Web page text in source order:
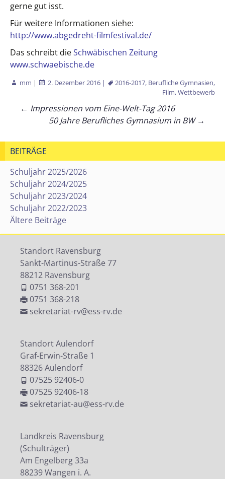
gerne gut isst.
Für weitere Informationen siehe:
http://www.abgedreht-filmfestival.de/
Das schreibt dieSchwäbischen Zeitung
www.schwaebische.de
mm | 2. Dezember 2016 | 2016-2017, Berufliche Gymnasien,
Film,Wettbewerb
Beitragsnavigation
← Impressionen vom Eine-Welt-Tag 2016
50 Jahre Berufliches Gymnasium in BW→
BEITRÄGE
Schuljahr 2025/2026
Schuljahr 2024/2025
Schuljahr 2023/2024
Schuljahr 2022/2023
Ältere Beiträge
Standort Ravensburg
Sankt-Martinus-Straße 77
88212 Ravensburg
0751 368-201
0751 368-218
sekretariat-rv@ess-rv.de
Standort Aulendorf
Graf-Erwin-Straße 1
88326 Aulendorf
07525 92406-0
07525 92406-18
sekretariat-au@ess-rv.de
Landkreis Ravensburg
(Schulträger)
Am Engelberg 33a
88239 Wangen i. A.